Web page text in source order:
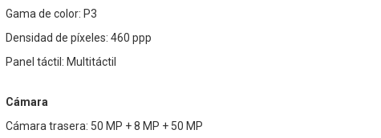
Gama de color: P3
Densidad de píxeles: 460 ppp
Panel táctil: Multitáctil
Cámara
Cámara trasera: 50 MP + 8 MP + 50 MP